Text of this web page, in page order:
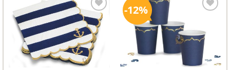
Ajouter
aux
favoris
12%
Ajouter
aux
favoris